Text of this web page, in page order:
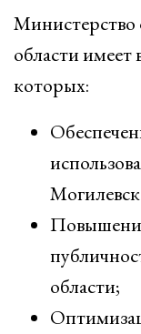
Министерство
области имеет
которых:
области;